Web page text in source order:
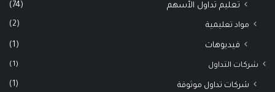
تعليم تداول الأسهم (74)
مواد تعليمية (2)
فيديوهات (1)
شركات التداول (1)
شركات تداول موثوقة (1)